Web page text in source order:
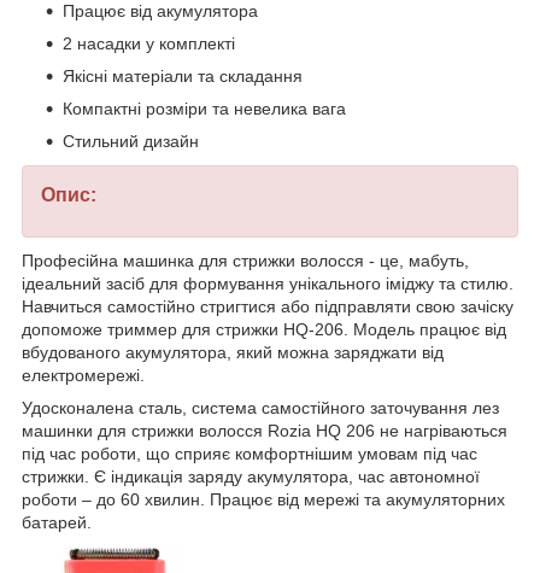
Працює від акумулятора
2 насадки у комплекті
Якісні матеріали та складання
Компактні розміри та невелика вага
Стильний дизайн
Опис:
Професійна машинка для стрижки волосся - це, мабуть,
ідеальний засіб для формування унікального іміджу та стилю.
Навчиться самостійно стригтися або підправляти свою зачіску
допоможе триммер для стрижки HQ-206. Модель працює від
вбудованого акумулятора, який можна заряджати від
електромережі.
Удосконалена сталь, система самостійного заточування лез
машинки для стрижки волосся Rozia HQ 206 не нагріваються
під час роботи, що сприяє комфортнішим умовам під час
стрижки. Є індикація заряду акумулятора, час автономної
роботи – до 60 хвилин. Працює від мережі та акумуляторних
батарей.